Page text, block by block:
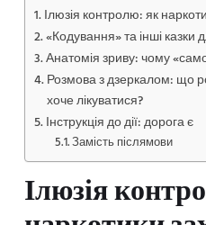
Ілюзія контролю: як
«Кодування» та інші казки
Анатомія зриву: чому
Розмова з дзеркалом: що
хоче лікуватися?
Інструкція до дії: дорога є
Замість післямови
Ілюзія